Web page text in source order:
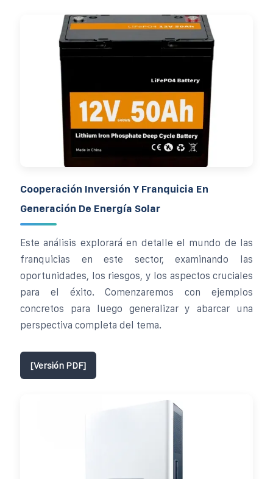
Cooperación Inversión Y Franquicia En
Generación De Energía Solar
Este análisis explorará en detalle el mundo de las
franquicias en este sector, examinando las
oportunidades, los riesgos, y los aspectos cruciales
para el éxito. Comenzaremos con ejemplos
concretos para luego generalizar y abarcar una
perspectiva completa del tema.
[Versión PDF]